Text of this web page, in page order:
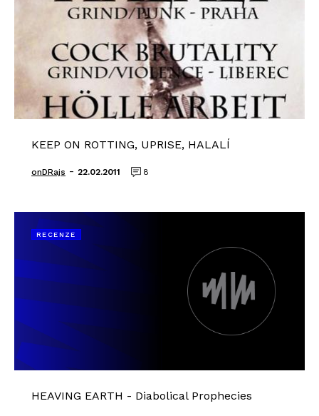
KEEP ON ROTTING, UPRISE, HALALÍ
onDRajs - 22.02.2011 8
RECENZE
HEAVING EARTH - Diabolical Prophecies